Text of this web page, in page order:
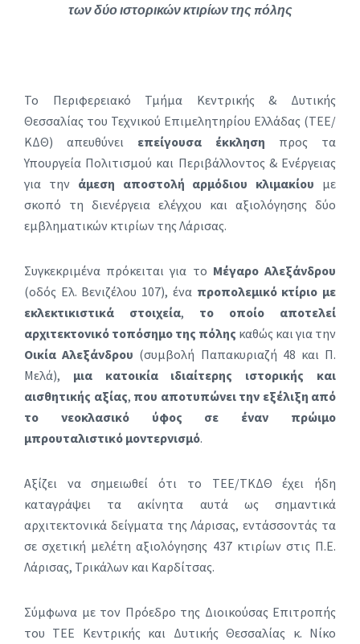
των δύο ιστορικών κτιρίων της πόλης
Το Περιφερειακό Τμήμα Κεντρικής & Δυτικής
Θεσσαλίας του Τεχνικού Επιμελητηρίου Ελλάδας (ΤΕΕ/
ΚΔΘ) απευθύνει επείγουσα έκκληση προς τα
Υπουργεία Πολιτισμού και Περιβάλλοντος & Ενέργειας
για την άμεση αποστολή αρμόδιου κλιμακίου με
σκοπό τη διενέργεια ελέγχου και αξιολόγησης δύο
εμβληματικών κτιρίων της Λάρισας.
Συγκεκριμένα πρόκειται για το Μέγαρο Αλεξάνδρου
(οδός Ελ. Βενιζέλου 107), ένα προπολεμικό κτίριο με
εκλεκτικιστικά στοιχεία, το οποίο αποτελεί
αρχιτεκτονικό τοπόσημο της πόλης καθώς και για την
Οικία Αλεξάνδρου (συμβολή Παπακυριαζή 48 και Π.
Μελά), μια κατοικία ιδιαίτερης ιστορικής και
αισθητικής αξίας, που αποτυπώνει την εξέλιξη από
το νεοκλασικό ύφος σε έναν πρώιμο
μπρουταλιστικό μοντερνισμό.
Αξίζει να σημειωθεί ότι το ΤΕΕ/ΤΚΔΘ έχει ήδη
καταγράψει τα ακίνητα αυτά ως σημαντικά
αρχιτεκτονικά δείγματα της Λάρισας, εντάσσοντάς τα
σε σχετική μελέτη αξιολόγησης 437 κτιρίων στις Π.Ε.
Λάρισας, Τρικάλων και Καρδίτσας.
Σύμφωνα με τον Πρόεδρο της Διοικούσας Επιτροπής
του ΤΕΕ Κεντρικής και Δυτικής Θεσσαλίας κ. Νίκο